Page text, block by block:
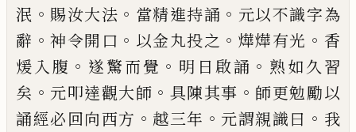
泯 。 賜汝大法 。 當精進持誦 。 元以不識字為
辭 。神令開口 。 以金丸投之 。 燁燁有光 。 香
煖入腹 。 遂驚而覺 。 明日啟誦 。 熟如久習
矣 。 元叩達觀大師 。 具陳其事 。 師更勉勵以
誦經必回向西方 。 越三年 。 元謂親識曰 。 我